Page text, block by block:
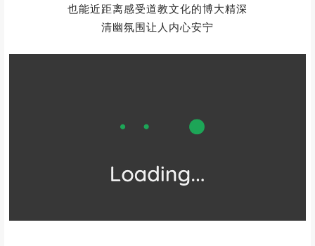
也能近距离感受道教文化的博大精深
清幽氛围让人内心安宁